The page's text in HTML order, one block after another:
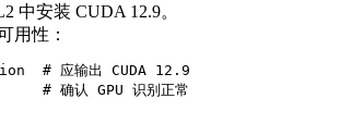
中安装 ​​CUDA 12.9​​。
用性​​：
# 应输出 CUDA 12.9
# 确认 GPU 识别正常